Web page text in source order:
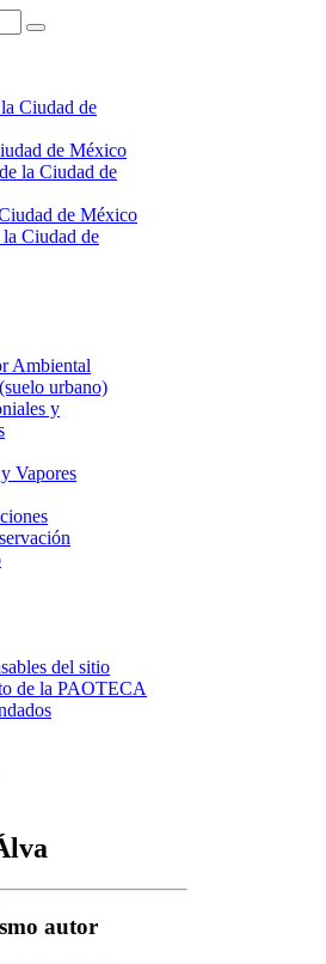
Ciudad de
de México
la Ciudad de
de México
la Ciudad de
Ambiental
urbano)
y
Vapores
del sitio
de la PAOTECA
autor